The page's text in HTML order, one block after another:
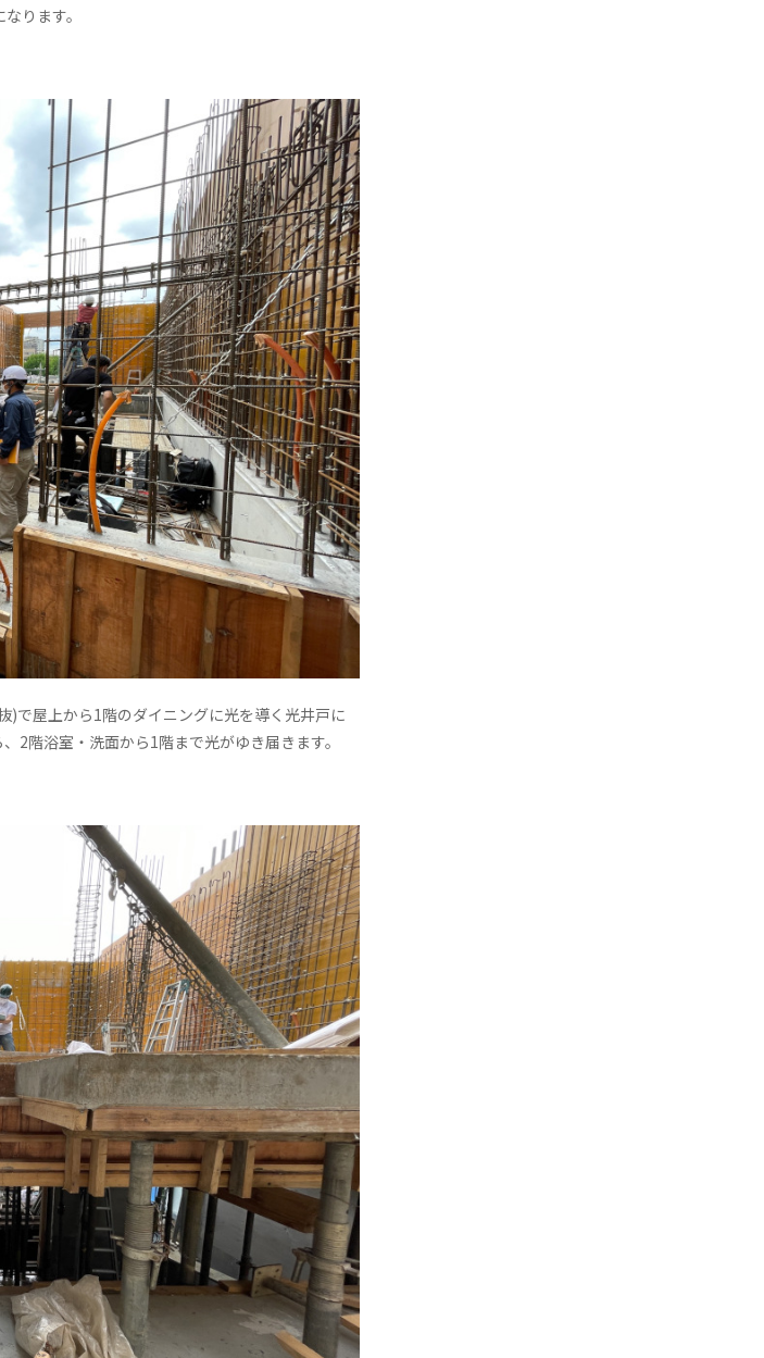
ります。
)で屋上から1階のダイニングに光を導く光井戸に
2階浴室・洗面から1階まで光がゆき届きます。